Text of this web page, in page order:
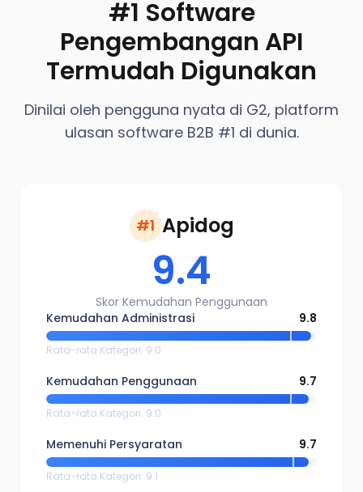
#1 Software
Pengembangan API
Termudah Digunakan
Dinilai oleh pengguna nyata di G2, platform
ulasan software B2B #1 di dunia.
#1 Apidog
9.4
Skor Kemudahan Penggunaan
Kemudahan Administrasi
9.8
Rata-rata Kategori: 9.0
Kemudahan Penggunaan 9.7
Rata-rata Kategori: 9.0
Memenuhi Persyaratan 9.7
Rata-rata Kategori: 9.1